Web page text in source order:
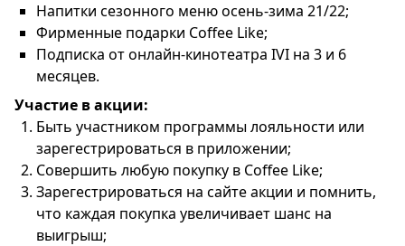
Напитки сезонного меню осень-зима 21/22;
Фирменные подарки Coffee Like;
Подписка от онлайн-кинотеатра IVI на 3 и 6
месяцев.
Участие в акции:
Быть участником программы лояльности или
зарегестрироваться в приложении;
Совершить любую покупку в Coffee Like;
Зарегестрироваться на сайте акции и помнить,
что каждая покупка увеличивает шанс на
выигрыш;